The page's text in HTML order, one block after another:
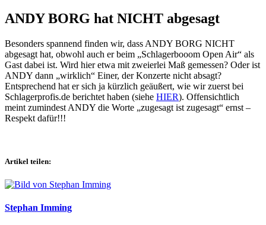
ANDY BORG hat NICHT abgesagt
Besonders spannend finden wir, dass ANDY BORG NICHT
abgesagt hat, obwohl auch er beim „Schlagerbooom Open Air“ als
Gast dabei ist. Wird hier etwa mit zweierlei Maß gemessen? Oder ist
ANDY dann „wirklich“ Einer, der Konzerte nicht absagt?
Entsprechend hat er sich ja kürzlich geäußert, wie wir zuerst bei
Schlagerprofis.de berichtet haben (siehe HIER). Offensichtlich
meint zumindest ANDY die Worte „zugesagt ist zugesagt“ ernst –
Respekt dafür!!!
Artikel teilen:
Stephan Imming